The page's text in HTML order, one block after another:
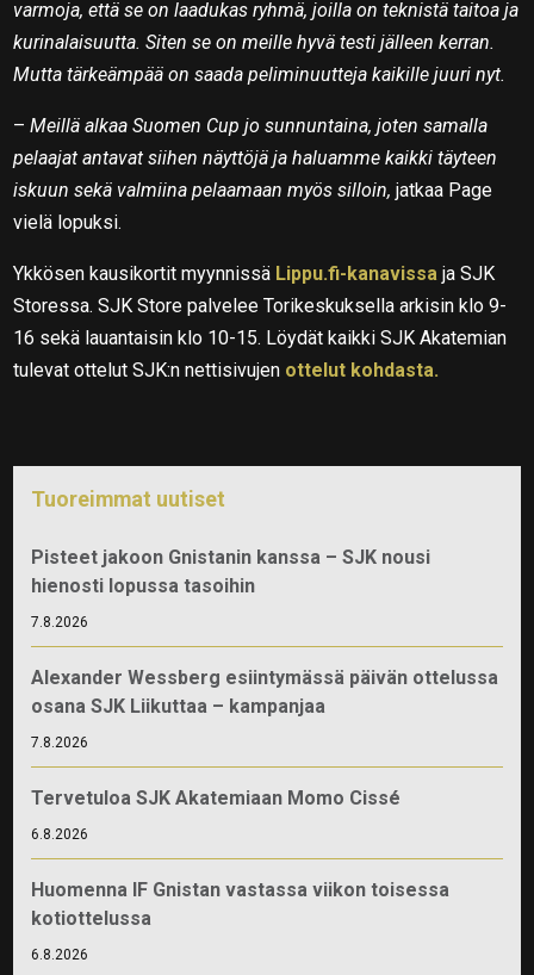
varmoja, että se on laadukas ryhmä, joilla on teknistä taitoa ja
kurinalaisuutta. Siten se on meille hyvä testi jälleen kerran.
Mutta tärkeämpää on saada peliminuutteja kaikille juuri nyt.
–Meillä alkaa Suomen Cup jo sunnuntaina, joten samalla
pelaajat antavat siihen näyttöjä ja haluamme kaikki täyteen
iskuun sekä valmiina pelaamaan myös silloin, jatkaa Page
vielä lopuksi.
Ykkösen kausikortit myynnissä Lippu.fi-kanavissa ja SJK
Storessa. SJK Store palvelee Torikeskuksella arkisin klo 9-
16 sekä lauantaisin klo 10-15. Löydät kaikki SJK Akatemian
tulevat ottelut SJK:n nettisivujen ottelut kohdasta.
Tuoreimmat uutiset
Pisteet jakoon Gnistanin kanssa – SJK nousi
hienosti lopussa tasoihin
7.8.2026
Alexander Wessberg esiintymässä päivän ottelussa
osana SJK Liikuttaa – kampanjaa
7.8.2026
Tervetuloa SJK Akatemiaan Momo Cissé
6.8.2026
Huomenna IF Gnistan vastassa viikon toisessa
kotiottelussa
6.8.2026